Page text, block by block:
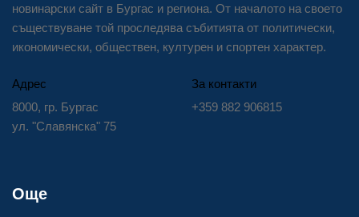
новинарски сайт в Бургас и региона. От началото на своето
съществуване той проследява събитията от политически,
икономически, обществен, културен и спортен характер.
Адрес
8000, гр. Бургас
ул. "Славянска" 75
За контакти
+359 882 906815
Още